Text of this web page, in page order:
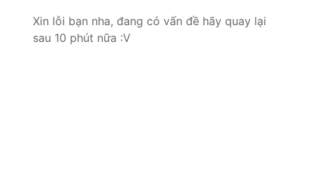
Xin lỗi bạn nha, đang có vấn đề hãy quay lại
sau 10 phút nữa :V